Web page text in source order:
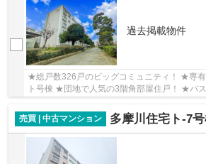
過去掲載物件
★総戸数326戸のビッグコミュニティ！ ★専
ト号棟 ★団地で人気の3階角部屋住戸！ ★バス
で徒歩約3分 ★コープや郵便局、コンビニ徒
売買 | 中古マンション
多摩川住宅ト-7